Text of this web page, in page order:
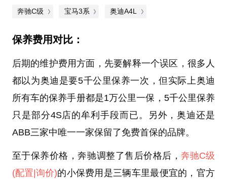
奔驰C级 宝马3系 奥迪A4L
保养费用对比：
后期的维护费用方面，先要解释一个误区，很多人
都以为奥迪是要5千公里保养一次，但实际上奥迪
所有车的保养手册都是1万公里一保，5千公里保养
只是部分4S店的牟利手段而已。另外，奥迪还是
ABB三家中唯一一家保留了免费首保的品牌。
至于保养价格，奔驰调整了售后价格后，奔驰C级
(配置 |询价)的小保费用是三辆车里最便宜的，官方